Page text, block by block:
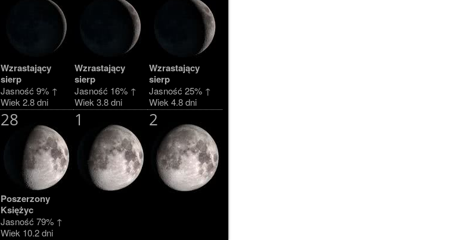
Wzrastający
sierp
Jasność 9% ↑
Wiek 2.8 dni
Wzrastający
sierp
Jasność 16% ↑
Wiek 3.8 dni
Wzrastający
sierp
Jasność 25% ↑
Wiek 4.8 dni
28
Poszerzony
Księżyc
Jasność 79% ↑
Wiek 10.2 dni
1 2